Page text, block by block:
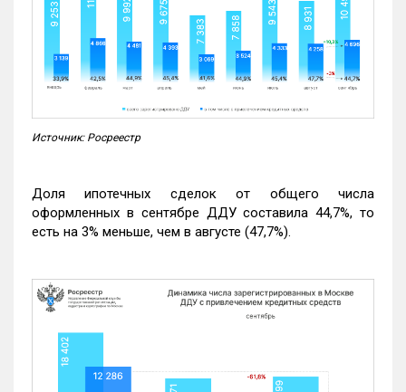
Источник: Росреестр
Доля ипотечных сделок от общего числа
оформленных в сентябре ДДУ составила 44,7%, то
есть на 3% меньше, чем в августе (47,7%).